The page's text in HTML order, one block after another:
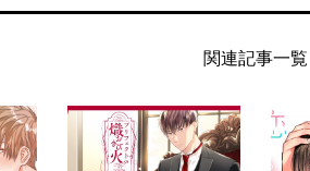
関連記事一覧